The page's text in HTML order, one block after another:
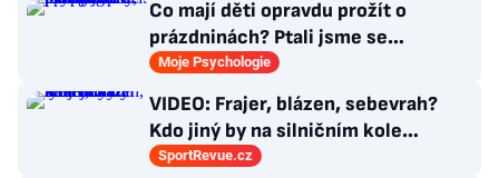
Co mají děti opravdu prožít o
prázdninách? Ptali jsme se
psycholožky, rodinného terapeuta a
Moje Psychologie
VIDEO: Frajer, blázen, sebevrah?
Kdo jiný by na silničním kole
dokázal tyhle triky?
SportRevue.cz